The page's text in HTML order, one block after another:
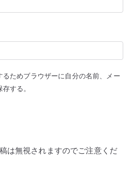
ためブラウザーに自分の名前、メー
する。
は無視されますのでご注意くだ